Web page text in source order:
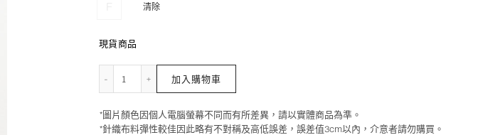
清除
現貨商品
細肩帶挖背背心 數量
加入購物車
*圖片顏色因個人電腦螢幕不同而有所差異，請以實體商品為準。
*針織布料彈性較佳因此略有不對稱及高低誤差，誤差值3cm以內，介意者請勿購買。